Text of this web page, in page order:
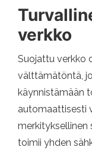
verkko
Suojattu verkko
välttämätöntä,
käynnistämään
automaattisesti
merkityksellinen
toimii yhden